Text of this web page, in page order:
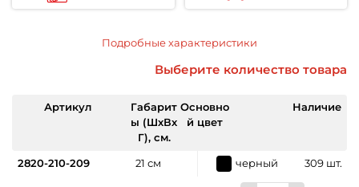
Подробные характеристики
Выберите количество товара
Артикул
Габарит
ы (ШхВх
Г), см.
Основно
й цвет
Наличие
2820-210-209 21 см черный 309 шт.